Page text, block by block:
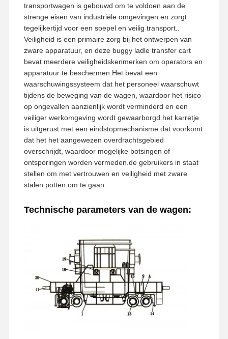
transportwagen is gebouwd om te voldoen aan de
strenge eisen van industriële omgevingen en zorgt
tegelijkertijd voor een soepel en veilig transport..
Veiligheid is een primaire zorg bij het ontwerpen van
zware apparatuur, en deze buggy ladle transfer cart
bevat meerdere veiligheidskenmerken om operators en
apparatuur te beschermen.Het bevat een
waarschuwingssysteem dat het personeel waarschuwt
tijdens de beweging van de wagen, waardoor het risico
op ongevallen aanzienlijk wordt verminderd en een
veiliger werkomgeving wordt gewaarborgd.het karretje
is uitgerust met een eindstopmechanisme dat voorkomt
dat het het aangewezen overdrachtsgebied
overschrijdt, waardoor mogelijke botsingen of
ontsporingen worden vermeden.de gebruikers in staat
stellen om met vertrouwen en veiligheid met zware
stalen potten om te gaan.
Technische parameters van de wagen: